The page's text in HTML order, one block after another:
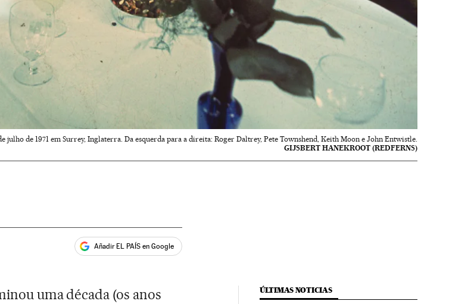
julho de 1971 em Surrey, Inglaterra. Da esquerda para a direita: Roger Daltrey, Pete Townshend, Keith Moon e John Entwistle.
GIJSBERT HANEKROOT (REDFERNS)
Añadir EL PAÍS en Google
uma década (os anos
ÚLTIMAS NOTICIAS